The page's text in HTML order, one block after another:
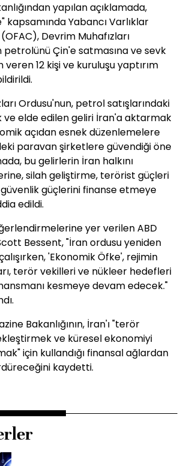
yapılan açıklamada,
kapsamında Yabancı Varlıklar
Devrim Muhafızları
petrolünü Çin'e satmasına ve sevk
12 kişi ve kuruluşu yaptırım
Ordusu'nun, petrol satışlarındaki
ve elde edilen geliri İran'a aktarmak
açıdan esnek düzenlemelere
paravan şirketlere güvendiği öne
bu gelirlerin İran halkını
silah geliştirme, terörist güçleri
güçlerini finanse etmeye
edildi.
yer verilen ABD
Bessent, "İran ordusu yeniden
'Ekonomik Öfke', rejimin
terör vekilleri ve nükleer hedefleri
kesmeye devam edecek."
Bakanlığının, İran'ı "terör
ve küresel ekonomiyi
için kullandığı finansal ağlardan
kaydetti.